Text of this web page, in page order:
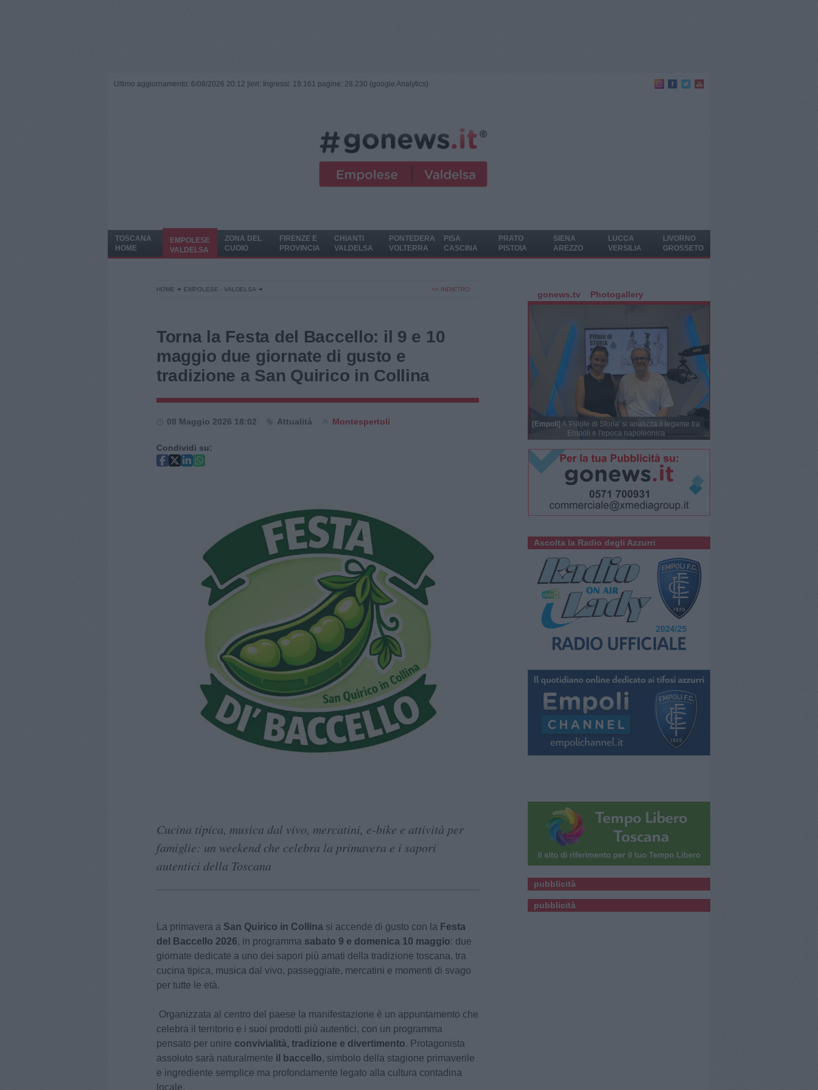
Ultimo aggiornamento: 6/08/2026 20:12 | ieri: Ingressi: 19.161 pagine: 28.230 (google Analytics)
TOSCANA
HOME
EMPOLESE
VALDELSA
ZONA DEL
CUOIO
FIRENZE E
PROVINCIA
CHIANTI
VALDELSA
PONTEDERA
VOLTERRA
PISA
CASCINA
PRATO
PISTOIA
SIENA
AREZZO
LUCCA
VERSILIA
LIVORNO
GROSSETO
HOME EMPOLESE - VALDELSA << INDIETRO
Torna la Festa del Baccello: il 9 e 10
maggio due giornate di gusto e
tradizione a San Quirico in Collina
08 Maggio 2026 18:02 Attualità Montespertoli
Condividi su:
Cucina tipica, musica dal vivo, mercatini, e-bike e attività per
famiglie: un weekend che celebra la primavera e i sapori
autentici della Toscana
La primavera a San Quirico in Collina si accende di gusto con la Festa
del Baccello 2026, in programma sabato 9 e domenica 10 maggio: due
giornate dedicate a uno dei sapori più amati della tradizione toscana, tra
cucina tipica, musica dal vivo, passeggiate, mercatini e momenti di svago
per tutte le età.
Organizzata al centro del paese la manifestazione è un appuntamento che
celebra il territorio e i suoi prodotti più autentici, con un programma
pensato per unire convivialità, tradizione e divertimento. Protagonista
assoluto sarà naturalmente il baccello, simbolo della stagione primaverile
e ingrediente semplice ma profondamente legato alla cultura contadina
locale.
gonews.tv Photogallery
[Empoli] A 'Pillole di Storia' si analizza il legame tra
Empoli e l'epoca napoleonica
Ascolta la Radio degli Azzurri
pubblicità
pubblicità